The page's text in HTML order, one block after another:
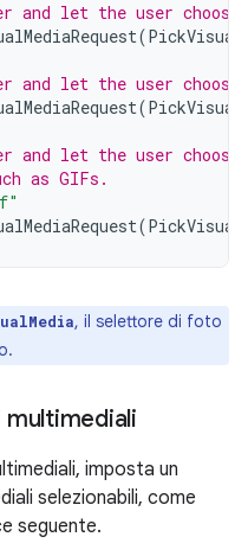
and let the user choose
(
and let the user
(
and let the user
as GIFs.
(
, il selettore di foto
multimediali
imposta un
selezionabili, come
seguente.